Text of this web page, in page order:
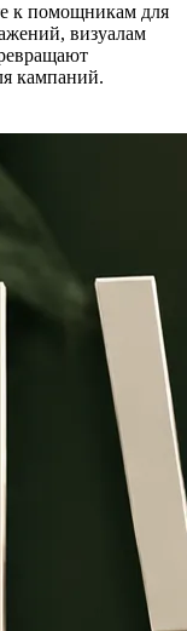
к помощникам для
визуалам
кампаний.